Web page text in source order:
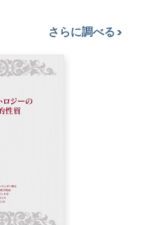
さらに調べる